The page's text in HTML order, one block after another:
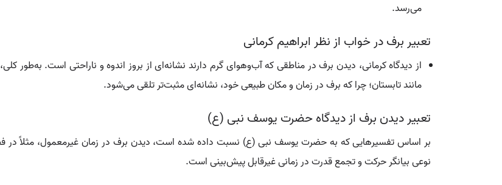
می‌رسد.
تعبیر برف در خواب از نظر ابراهیم کرمانی
از دیدگاه کرمانی، دیدن برف در مناطقی که آب‌و‌هوای گرم دارند نشانه‌ای از بروز اندوه و ناراحتی است.
مانند تابستان؛ چرا که برف در زمان و مکان طبیعی خود، نشانه‌ای مثبت‌تر تلقی می‌شود.
تعبیر دیدن برف از دیدگاه حضرت یوسف نبی (ع)
بر اساس تفسیرهایی که به حضرت یوسف نبی (ع) نسبت داده شده است، دیدن برف در زمان غیرمعمول، مثلاً در
نوعی بیانگر حرکت و تجمع قدرت در زمانی غیرقابل پیش‌بینی است.